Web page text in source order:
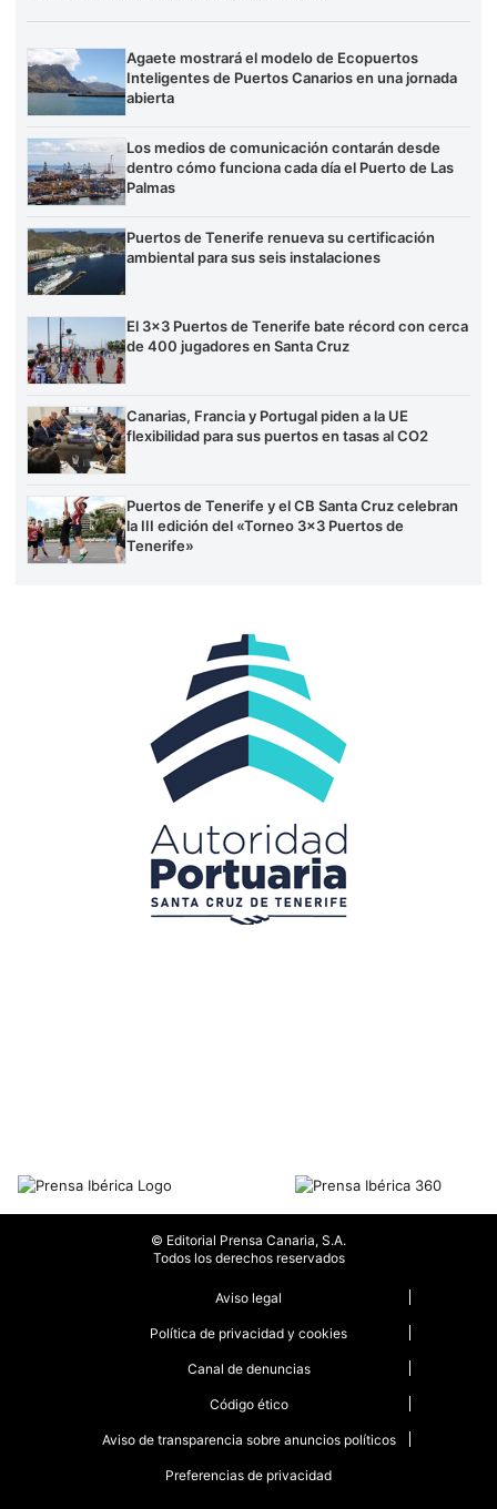
Agaete mostrará el modelo de Ecopuertos
Inteligentes de Puertos Canarios en una jornada
abierta
Los medios de comunicación contarán desde
dentro cómo funciona cada día el Puerto de Las
Palmas
Puertos de Tenerife renueva su certificación
ambiental para sus seis instalaciones
El 3×3 Puertos de Tenerife bate récord con cerca
de 400 jugadores en Santa Cruz
Canarias, Francia y Portugal piden a la UE
flexibilidad para sus puertos en tasas al CO2
Puertos de Tenerife y el CB Santa Cruz celebran
la III edición del «Torneo 3×3 Puertos de
Tenerife»
© Editorial Prensa Canaria, S.A.
Todos los derechos reservados
Aviso legal
Política de privacidad y cookies
Canal de denuncias
Código ético
Aviso de transparencia sobre anuncios políticos
Preferencias de privacidad